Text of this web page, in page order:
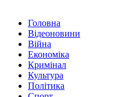
Головна
Відеоновини
Війна
Економіка
Кримінал
Культура
Політика